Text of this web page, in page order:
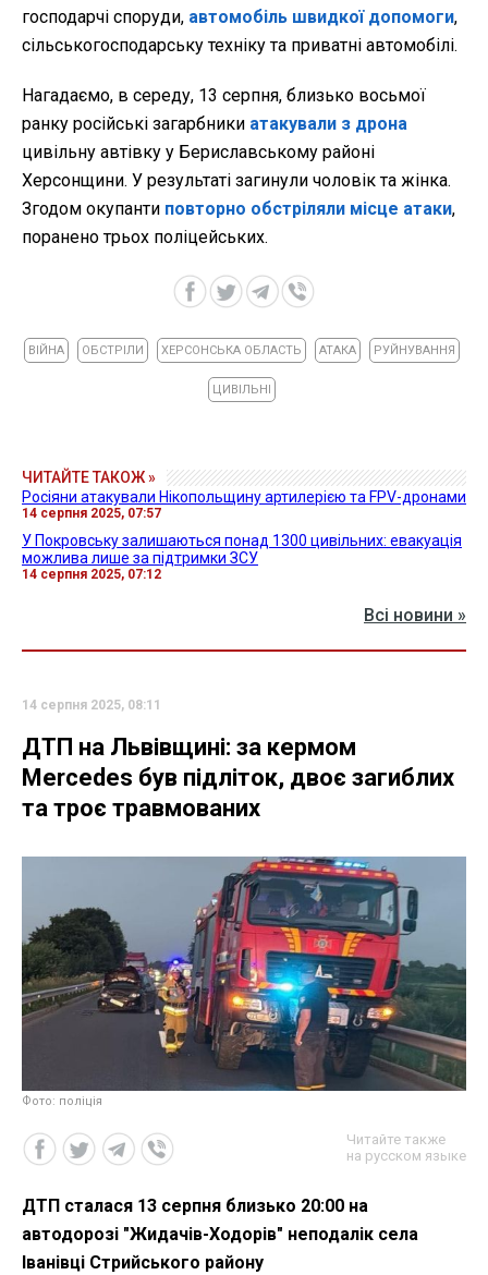
господарчі споруди, автомобіль швидкої допомоги,
сільськогосподарську техніку та приватні автомобілі.
Нагадаємо, в середу, 13 серпня, близько восьмої
ранку російські загарбники атакували з дрона
цивільну автівку у Бериславському районі
Херсонщини. У результаті загинули чоловік та жінка.
Згодом окупанти повторно обстріляли місце атаки,
поранено трьох поліцейських.
ВІЙНА ОБСТРІЛИ ХЕРСОНСЬКА ОБЛАСТЬ АТАКА РУЙНУВАННЯ
ЦИВІЛЬНІ
ЧИТАЙТЕ ТАКОЖ »
Росіяни атакували Нікопольщину артилерією та FPV-дронами
14 серпня 2025, 07:57
У Покровську залишаються понад 1300 цивільних: евакуація
можлива лише за підтримки ЗСУ
14 серпня 2025, 07:12
Всі новини »
14 серпня 2025, 08:11
ДТП на Львівщині: за кермом
Mercedes був підліток, двоє загиблих
та троє травмованих
Фото: поліція
Читайте также
на русском языке
ДТП сталася 13 серпня близько 20:00 на
автодорозі "Жидачів-Ходорів" неподалік села
Іванівці Стрийського району